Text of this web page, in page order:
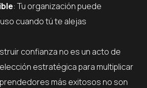
: Tu organización puede
cuando tú te alejas
confianza no es un acto de
estratégica para multiplicar
más exitosos no son